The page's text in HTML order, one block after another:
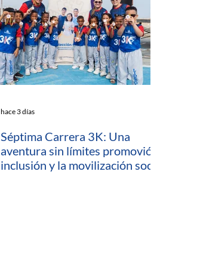
Séptima Carrera 3K: Una
aventura sin límites promovió la
inclusión y la movilización social
hace 3 días